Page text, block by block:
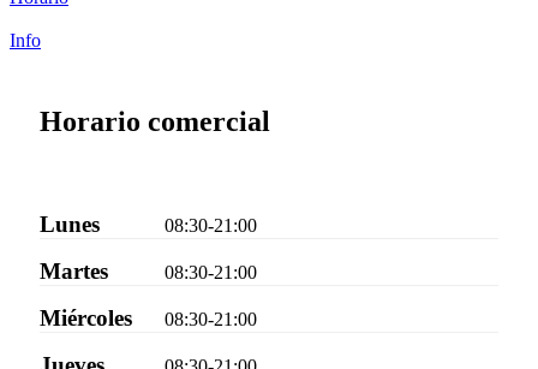
Info
Horario comercial
Lunes 08:30-21:00
Martes 08:30-21:00
Miércoles 08:30-21:00